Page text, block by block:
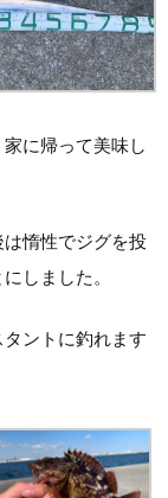
に帰って美味し
惰性でジグを投
しました。
ントに釣れます